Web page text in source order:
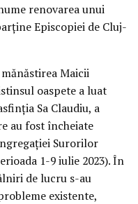
renovarea unui
Episcopiei de Cluj-
Maicii
oaspete a luat
Sa Claudiu, a
au fost încheiate
Surorilor
1-9 iulie 2023). În
de lucru s-au
existente,